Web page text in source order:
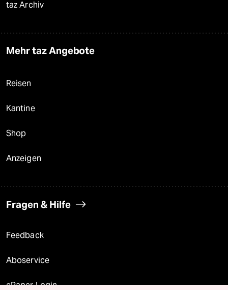
taz Archiv
Mehr taz Angebote
Reisen
Kantine
Shop
Anzeigen
Fragen & Hilfe
Feedback
Aboservice
ePaper Login